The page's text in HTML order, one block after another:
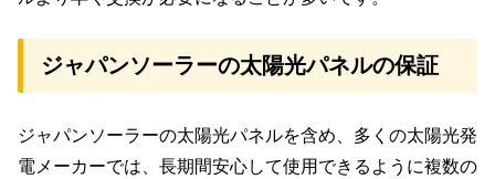
ジャパンソーラーの太陽光パネルの保証
ジャパンソーラーの太陽光パネルを含め、多くの太陽光発
電メーカーでは、長期間安心して使用できるように複数の